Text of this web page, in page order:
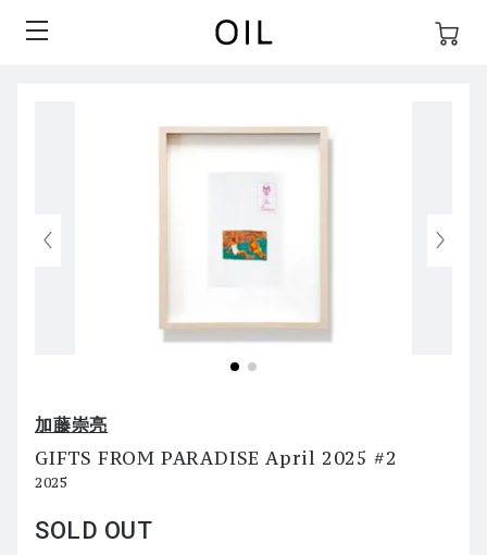
加藤崇亮
GIFTS FROM PARADISE April 2025 #2
2025
SOLD OUT